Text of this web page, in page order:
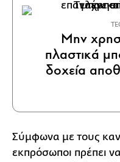
Μην
πλαστικά
δοχεία
Σύμφωνα με τους
εκπρόσωποι πρέπει